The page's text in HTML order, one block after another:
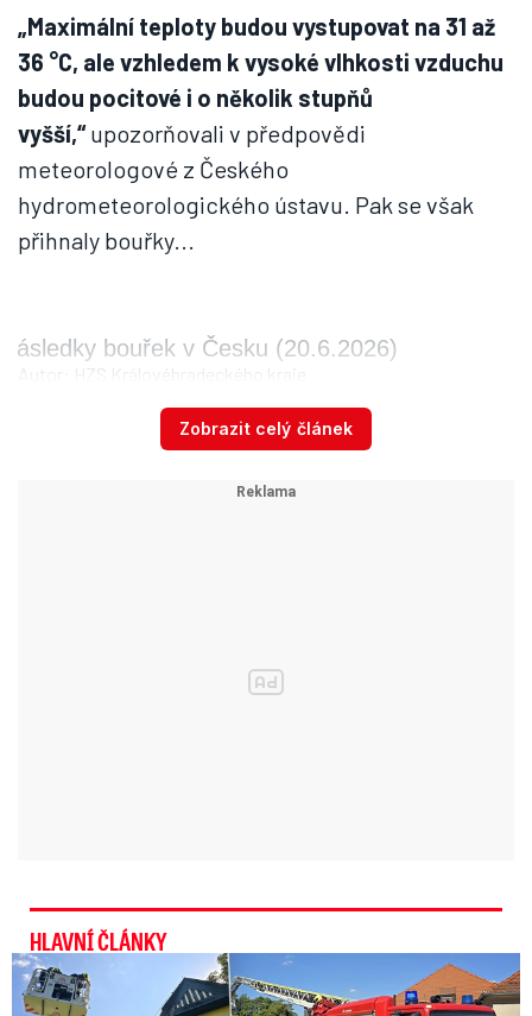
„Maximální teploty budou vystupovat na 31 až
36 °C, ale vzhledem k vysoké vlhkosti vzduchu
budou pocitové i o několik stupňů
vyšší,“upozorňovali v předpovědi
meteorologové z Českého
hydrometeorologického ústavu. Pak se však
přihnaly bouřky...
Následky bouřek v Česku (20.6.2026)
Autor: HZS Královéhradeckého kraje
Bouřky na jihu Čech i v Jeseníkách
„První výraznější bouřky dnešního dne
informvali v průběhu soboy meteorologové.
dalších buněk ve své blízkosti,“ uváděl později
ČHMÚ na Facebooku.
Zobrazit celý článek
HLAVNÍ ČLÁNKY
U Daniela Landy hořelo! Hasiči kroutí hlavou